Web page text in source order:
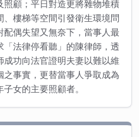
照顧；平日對造更將雜物堆積
、樓梯等空間引發衛生環境問
配偶失望又無奈下，當事人最
「法律停看聽」的陳律師，透
成功向法官證明夫妻以難以維
之事實，更替當事人爭取成為
子女的主要照顧者。